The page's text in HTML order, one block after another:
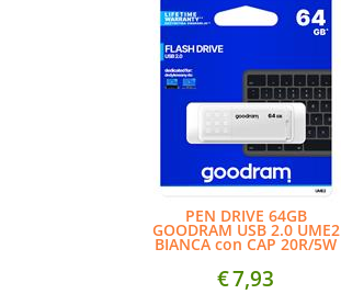
PEN DRIVE 64GB
GOODRAM USB 2.0 UME2
BIANCA con CAP 20R/5W
€7,93